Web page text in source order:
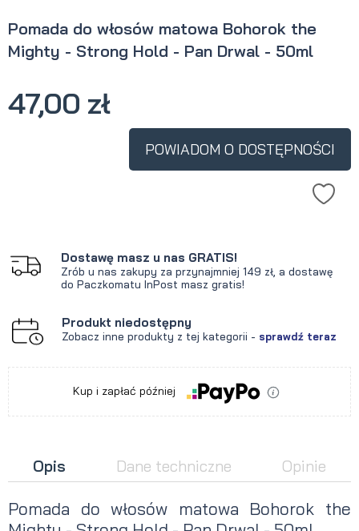
Pomada do włosów matowa Bohorok the
Mighty - Strong Hold - Pan Drwal - 50ml
47,00 zł
POWIADOM O DOSTĘPNOŚCI
Dostawę masz u nas GRATIS!
Zrób u nas zakupy za przynajmniej 149 zł, a dostawę
do Paczkomatu InPost masz gratis!
Produkt niedostępny
Zobacz inne produkty z tej kategorii - sprawdź teraz
Kup i zapłać później
Opis Dane techniczne Opinie
Pomada do włosów matowa Bohorok the